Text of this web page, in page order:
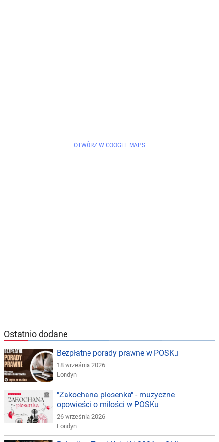
OTWÓRZ W GOOGLE MAPS
Ostatnio dodane
Bezpłatne porady prawne w POSKu
18 września 2026
Londyn
"Zakochana piosenka" - muzyczne
opowieści o miłości w POSKu
26 września 2026
Londyn